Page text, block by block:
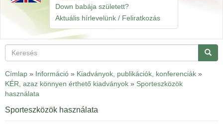
Down babája született?
Aktuális hírlevelünk / Feliratkozás
Keresés
Címlap » Információ » Kiadványok, publikációk, konferenciák »
KÉR, azaz könnyen érthető kiadványok » Sporteszközök
használata
Sporteszközök használata